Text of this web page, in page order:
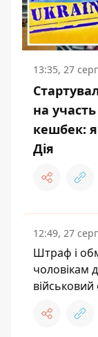
13:35, 27
на
кешбек:
Дія
12:49, 27
Штраф і
чоловікам
військовий